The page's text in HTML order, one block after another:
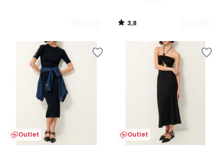
3,8
/
Outlet Outlet